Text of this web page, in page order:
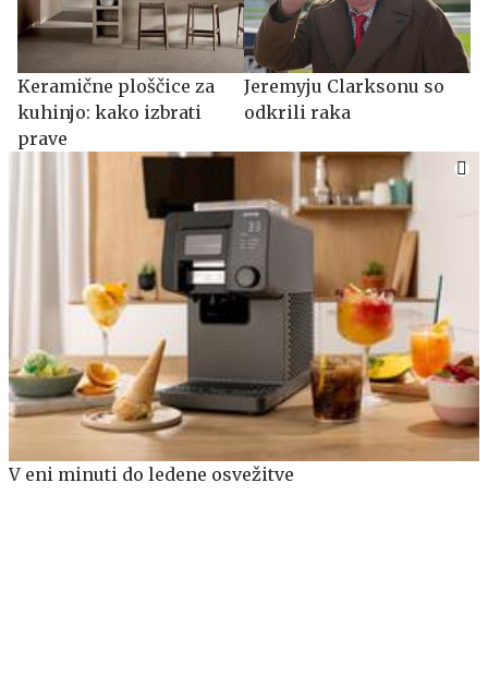
Keramične ploščice za
kuhinjo: kako izbrati
prave
Jeremyju Clarksonu so
odkrili raka
V eni minuti do ledene osvežitve